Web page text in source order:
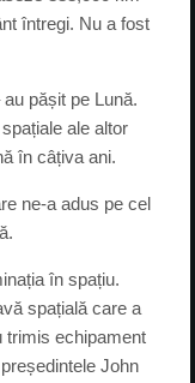
întregi. Nu a fost
pășit pe Lună.
ale altor
în câțiva ani.
ne-a adus pe cel
în spațiu.
spațială care a
trimis echipament
John